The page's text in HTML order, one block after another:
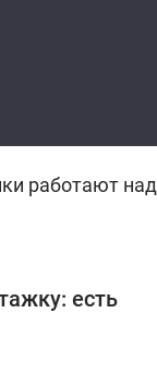
работают над
есть